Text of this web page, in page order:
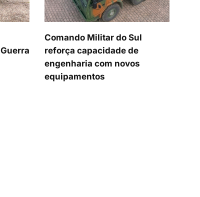
Comando Militar do Sul
reforça capacidade de
engenharia com novos
equipamentos